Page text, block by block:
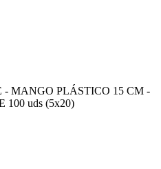
- MANGO PLÁSTICO 15 CM -
100 uds (5x20)